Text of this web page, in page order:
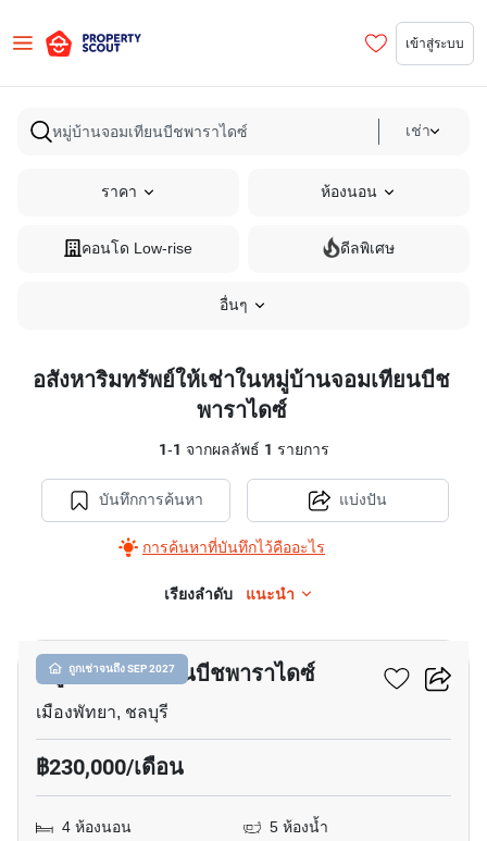
เข้าสู่ระบบ
เช่า
ราคา ห้องนอน
คอนโด Low-rise ดีลพิเศษ
อื่นๆ
อสังหาริมทรัพย์ให้เช่าในหมู่บ้านจอมเทียนบีช
พาราไดซ์
1-1 จากผลลัพธ์ 1 รายการ
บันทึกการค้นหา
การค้นหาที่บันทึกไว้คืออะไร
แบ่งปัน
เรียงลำดับ แนะนำ
ถูกเช่าจนถึง SEP 2027
หมู่บ้านจอมเทียนบีชพาราไดซ์
เมืองพัทยา, ชลบุรี
฿230,000/เดือน
4 ห้องนอน
5 ห้องน้ำ